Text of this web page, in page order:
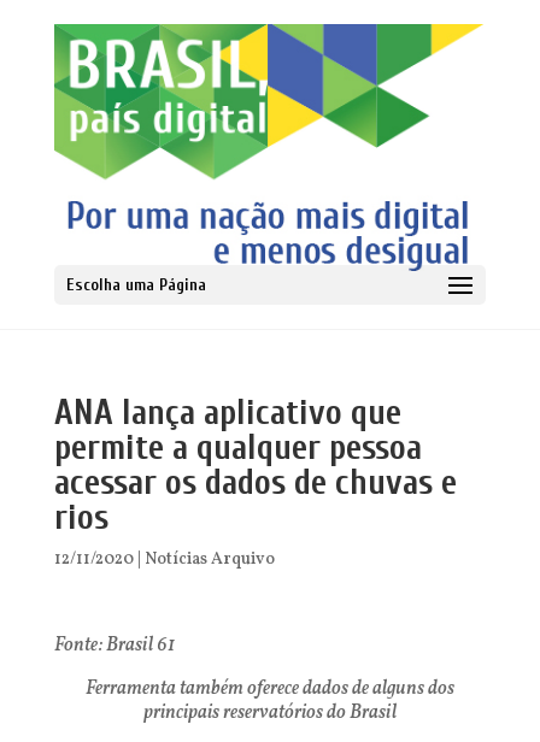
Escolha uma Página
ANA lança aplicativo que
permite a qualquer pessoa
acessar os dados de chuvas e
rios
12/11/2020| Notícias Arquivo
Fonte: Brasil 61
Ferramenta também oferece dados de alguns dos
principais reservatórios do Brasil